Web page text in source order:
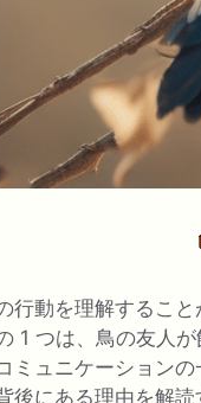
動を理解するこ
1 つは、鳥の友人
ュニケーション
後にある理由を解